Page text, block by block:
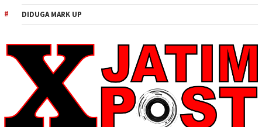
DIDUGA MARK UP